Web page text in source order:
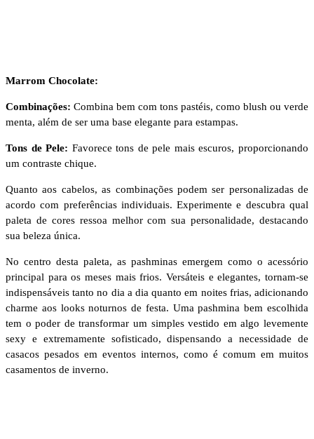
Marrom Chocolate:
Combinações: Combina bem com tons pastéis, como blush ou verde
menta, além de ser uma base elegante para estampas.
Tons de Pele: Favorece tons de pele mais escuros, proporcionando
um contraste chique.
Quanto aos cabelos, as combinações podem ser personalizadas de
acordo com preferências individuais. Experimente e descubra qual
paleta de cores ressoa melhor com sua personalidade, destacando
sua beleza única.
No centro desta paleta, as pashminas emergem como o acessório
principal para os meses mais frios. Versáteis e elegantes, tornam-se
indispensáveis tanto no dia a dia quanto em noites frias, adicionando
charme aos looks noturnos de festa. Uma pashmina bem escolhida
tem o poder de transformar um simples vestido em algo levemente
sexy e extremamente sofisticado, dispensando a necessidade de
casacos pesados em eventos internos, como é comum em muitos
casamentos de inverno.